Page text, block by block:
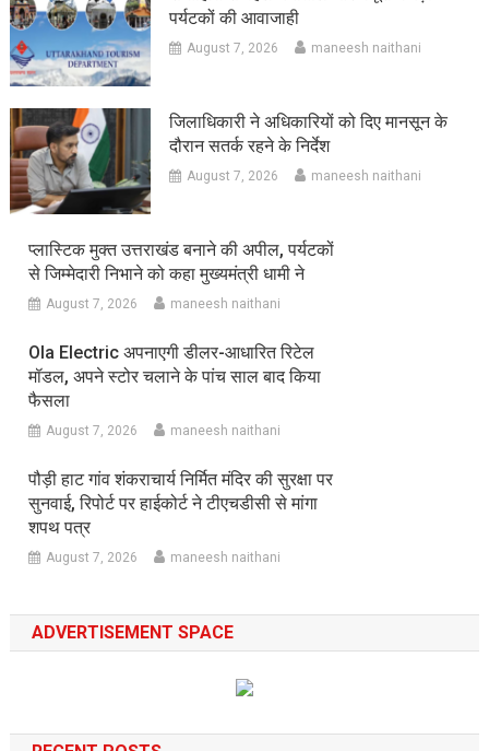
पर्यटकों की आवाजाही
August 7, 2026 maneesh naithani
जिलाधिकारी ने अधिकारियों को दिए मानसून के
दौरान सतर्क रहने के निर्देश
August 7, 2026 maneesh naithani
प्लास्टिक मुक्त उत्तराखंड बनाने की अपील, पर्यटकों
से जिम्मेदारी निभाने को कहा मुख्यमंत्री धामी ने
August 7, 2026 maneesh naithani
Ola Electric अपनाएगी डीलर-आधारित रिटेल
मॉडल, अपने स्टोर चलाने के पांच साल बाद किया
फैसला
August 7, 2026 maneesh naithani
पौड़ी हाट गांव शंकराचार्य निर्मित मंदिर की सुरक्षा पर
सुनवाई, रिपोर्ट पर हाईकोर्ट ने टीएचडीसी से मांगा
शपथ पत्र
August 7, 2026 maneesh naithani
ADVERTISEMENT SPACE